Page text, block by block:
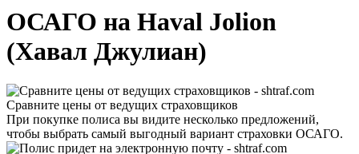
ОСАГО на Haval Jolion
(Хавал Джулиан)
Сравните цены от ведущих страховщиков
При покупке полиса вы видите несколько предложений,
чтобы выбрать самый выгодный вариант страховки ОСАГО.